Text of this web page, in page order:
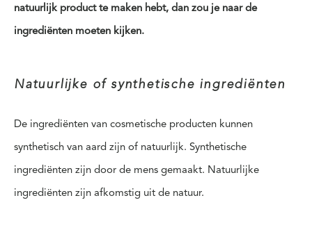
natuurlijk product te maken hebt, dan zou je naar de
ingrediënten moeten kijken.
Natuurlijke of synthetische ingrediënten
De ingrediënten van cosmetische producten kunnen
synthetisch van aard zijn of natuurlijk. Synthetische
ingrediënten zijn door de mens gemaakt. Natuurlijke
ingrediënten zijn afkomstig uit de natuur.